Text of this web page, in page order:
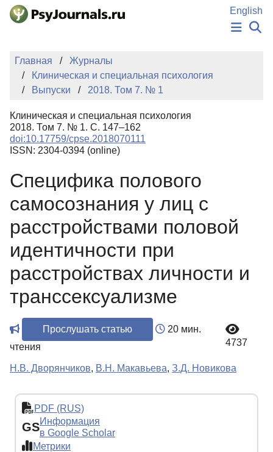
Перейти к основному содержанию
English
НОВОСТИ
АВТОРЫ
КЛЮЧЕВЫЕ СЛОВА
Регистрация
Главная
Журналы
Клиническая и специальная психология
Выпуски
2018. Том 7. № 1
Клиническая и специальная психология
2018. Том 7. № 1. С. 147–162
doi:10.17759/cpse.2018070111
ISSN: 2304-0394 (online)
Специфика полового
самосознания у лиц с
расстройствами половой
идентичности при
расстройствах личности и
транссексуализме
Прослушать статью
20 мин.
чтения
4737
Н.В. Дворянчиков, В.Н. Макавьева, З.Д. Новикова
PDF (RUS)
GSИнформация
в Google Scholar
Метрики